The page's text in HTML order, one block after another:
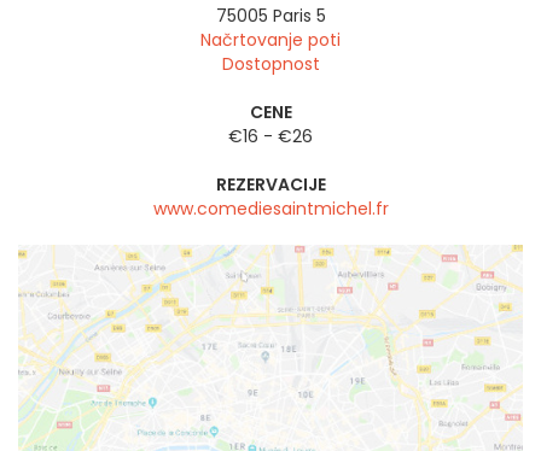
75005 Paris 5
Načrtovanje poti
Dostopnost
CENE
€16 - €26
REZERVACIJE
www.comediesaintmichel.fr